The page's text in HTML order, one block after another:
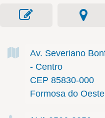
Av. Severiano
- Centro
CEP 85830-000
Formosa do